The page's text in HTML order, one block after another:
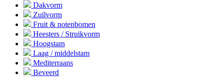
Dakvorm
Zuilvorm
Fruit & notenbomen
Heesters / Struikvorm
Hoogstam
Laag / middelstam
Mediterraans
Beveerd